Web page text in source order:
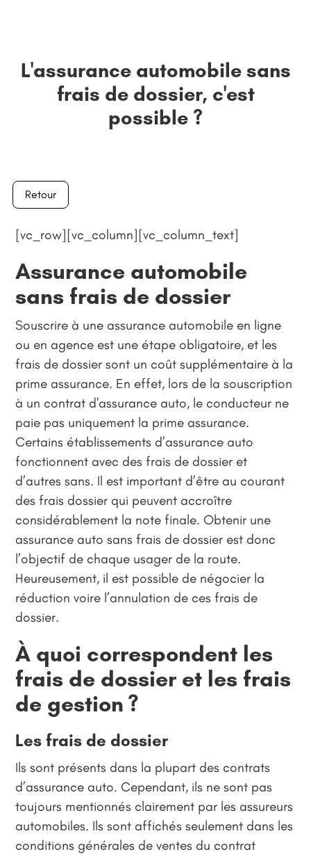
L'assurance automobile sans
frais de dossier, c'est
possible ?
Retour
[vc_row][vc_column][vc_column_text]
Assurance automobile
sans frais de dossier
Souscrire à une assurance automobile en ligne
ou en agence est une étape obligatoire, et les
frais de dossier sont un coût supplémentaire à la
prime assurance. En effet, lors de la souscription
à un contrat d'assurance auto, le conducteur ne
paie pas uniquement la prime assurance.
Certains établissements d’assurance auto
fonctionnent avec des frais de dossier et
d’autres sans. Il est important d’être au courant
des frais dossier qui peuvent accroître
considérablement la note finale. Obtenir une
assurance auto sans frais de dossier est donc
l’objectif de chaque usager de la route.
Heureusement, il est possible de négocier la
réduction voire l’annulation de ces frais de
dossier.
À quoi correspondent les
frais de dossier et les frais
de gestion ?
Les frais de dossier
Ils sont présents dans la plupart des contrats
d’assurance auto. Cependant, ils ne sont pas
toujours mentionnés clairement par les assureurs
automobiles. Ils sont affichés seulement dans les
conditions générales de ventes du contrat